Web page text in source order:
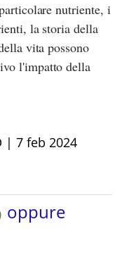
nutriente, i
la storia della
vita possono
l'impatto della
| 7 feb 2024